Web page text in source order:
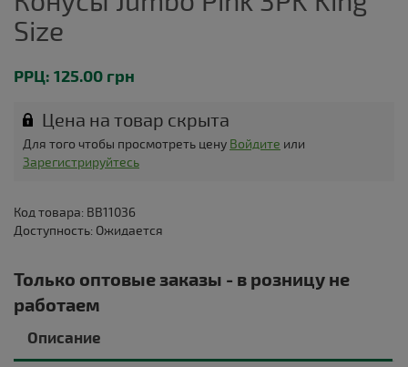
Size
РРЦ: 125.00 грн
Цена на товар скрыта
Для того чтобы просмотреть цену Войдите или
Зарегистрируйтесь
Код товара: BB11036
Доступность: Ожидается
Только оптовые заказы - в розницу не
работаем
Описание